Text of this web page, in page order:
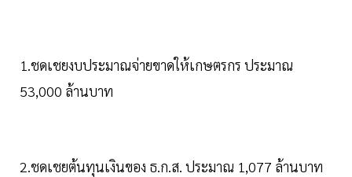
1.ชดเชยงบประมาณจ่ายขาดให้เกษตรกร ประมาณ
53,000 ล้านบาท
2.ชดเชยต้นทุนเงินของ ธ.ก.ส. ประมาณ 1,077 ล้านบาท